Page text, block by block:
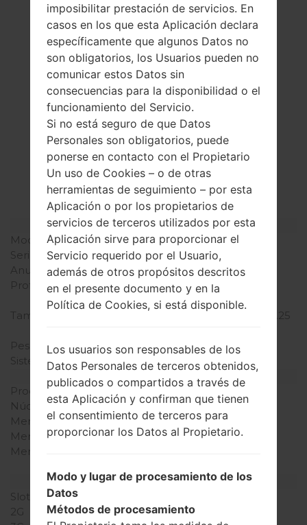
La especificación
LGB220(LGB220)
Modelo y sus características
Modelo
LGB220
Serie
LG Others
Anunciado
2014
Profundidad
14.1 milímetros (0.55
pulgadas)
Tamaño (dimensiones)
108.9 x 45 milímetros (4.25
Peso
66 gramos (2.32 onzas)
Sistema de operación
-
Hardware
Procesador
-
Núcleos de UCP
-
Memoria RAM
-
Memoria interna
32MB
Memoria externa
Red y Datos
Slot de tarjeta
2G
GSM 900/1800 MHz
imposibilitar prestación de servicios. En
casos en los que esta Aplicación declara
específicamente que algunos Datos no
son obligatorios, los Usuarios pueden no
comunicar estos Datos sin
consecuencias para la disponibilidad o el
funcionamiento del Servicio.
Si no está seguro de que Datos
Personales son obligatorios, puede
ponerse en contacto con el Propietario
Un uso de Cookies – o de otras
herramientas de seguimiento – por esta
Aplicación o por los propietarios de
servicios de terceros utilizados por esta
Aplicación sirve para proporcionar el
Servicio requerido por el Usuario,
además de otros propósitos descritos
en el presente documento y en la
Política de Cookies, si está disponible.
Los usuarios son responsables de los
Datos Personales de terceros obtenidos,
publicados o compartidos a través de
esta Aplicación y confirman que tienen
el consentimiento de terceros para
proporcionar los Datos al Propietario.
Modo y lugar de procesamiento de los
Datos
Métodos de procesamiento